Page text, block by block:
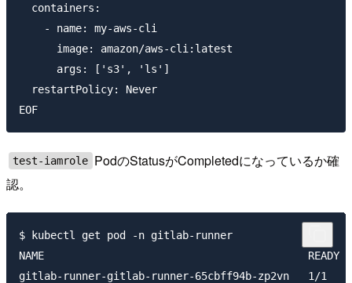
  containers:
    - name: my-aws-cli
      image: amazon/aws-cli:latest
      args: ['s3', 'ls']
  restartPolicy: Never
test-iamrole PodのStatusがCompletedになっているか確
認。
$ kubectl get pod -n gitlab-runner
NAME                                          READY
gitlab-runner-gitlab-runner-65cbff94b-zp2vn   1/1